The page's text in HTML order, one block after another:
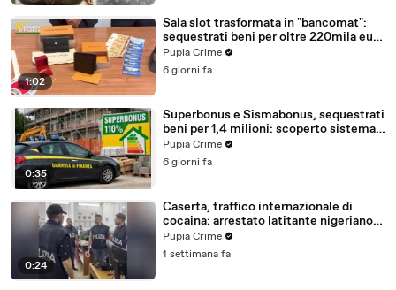
1:02
Sala slot trasformata in "bancomat":
sequestrati beni per oltre 220mila euro
a due coniugi (29.07.26)
Pupia Crime
6 giorni fa
0:35
Superbonus e Sismabonus, sequestrati
beni per 1,4 milioni: scoperto sistema
con false abitazioni (29.07.26)
Pupia Crime
6 giorni fa
0:24
Caserta, traffico internazionale di
cocaina: arrestato latitante nigeriano
ricercato dal 2019 (28.07.26)
Pupia Crime
1 settimana fa